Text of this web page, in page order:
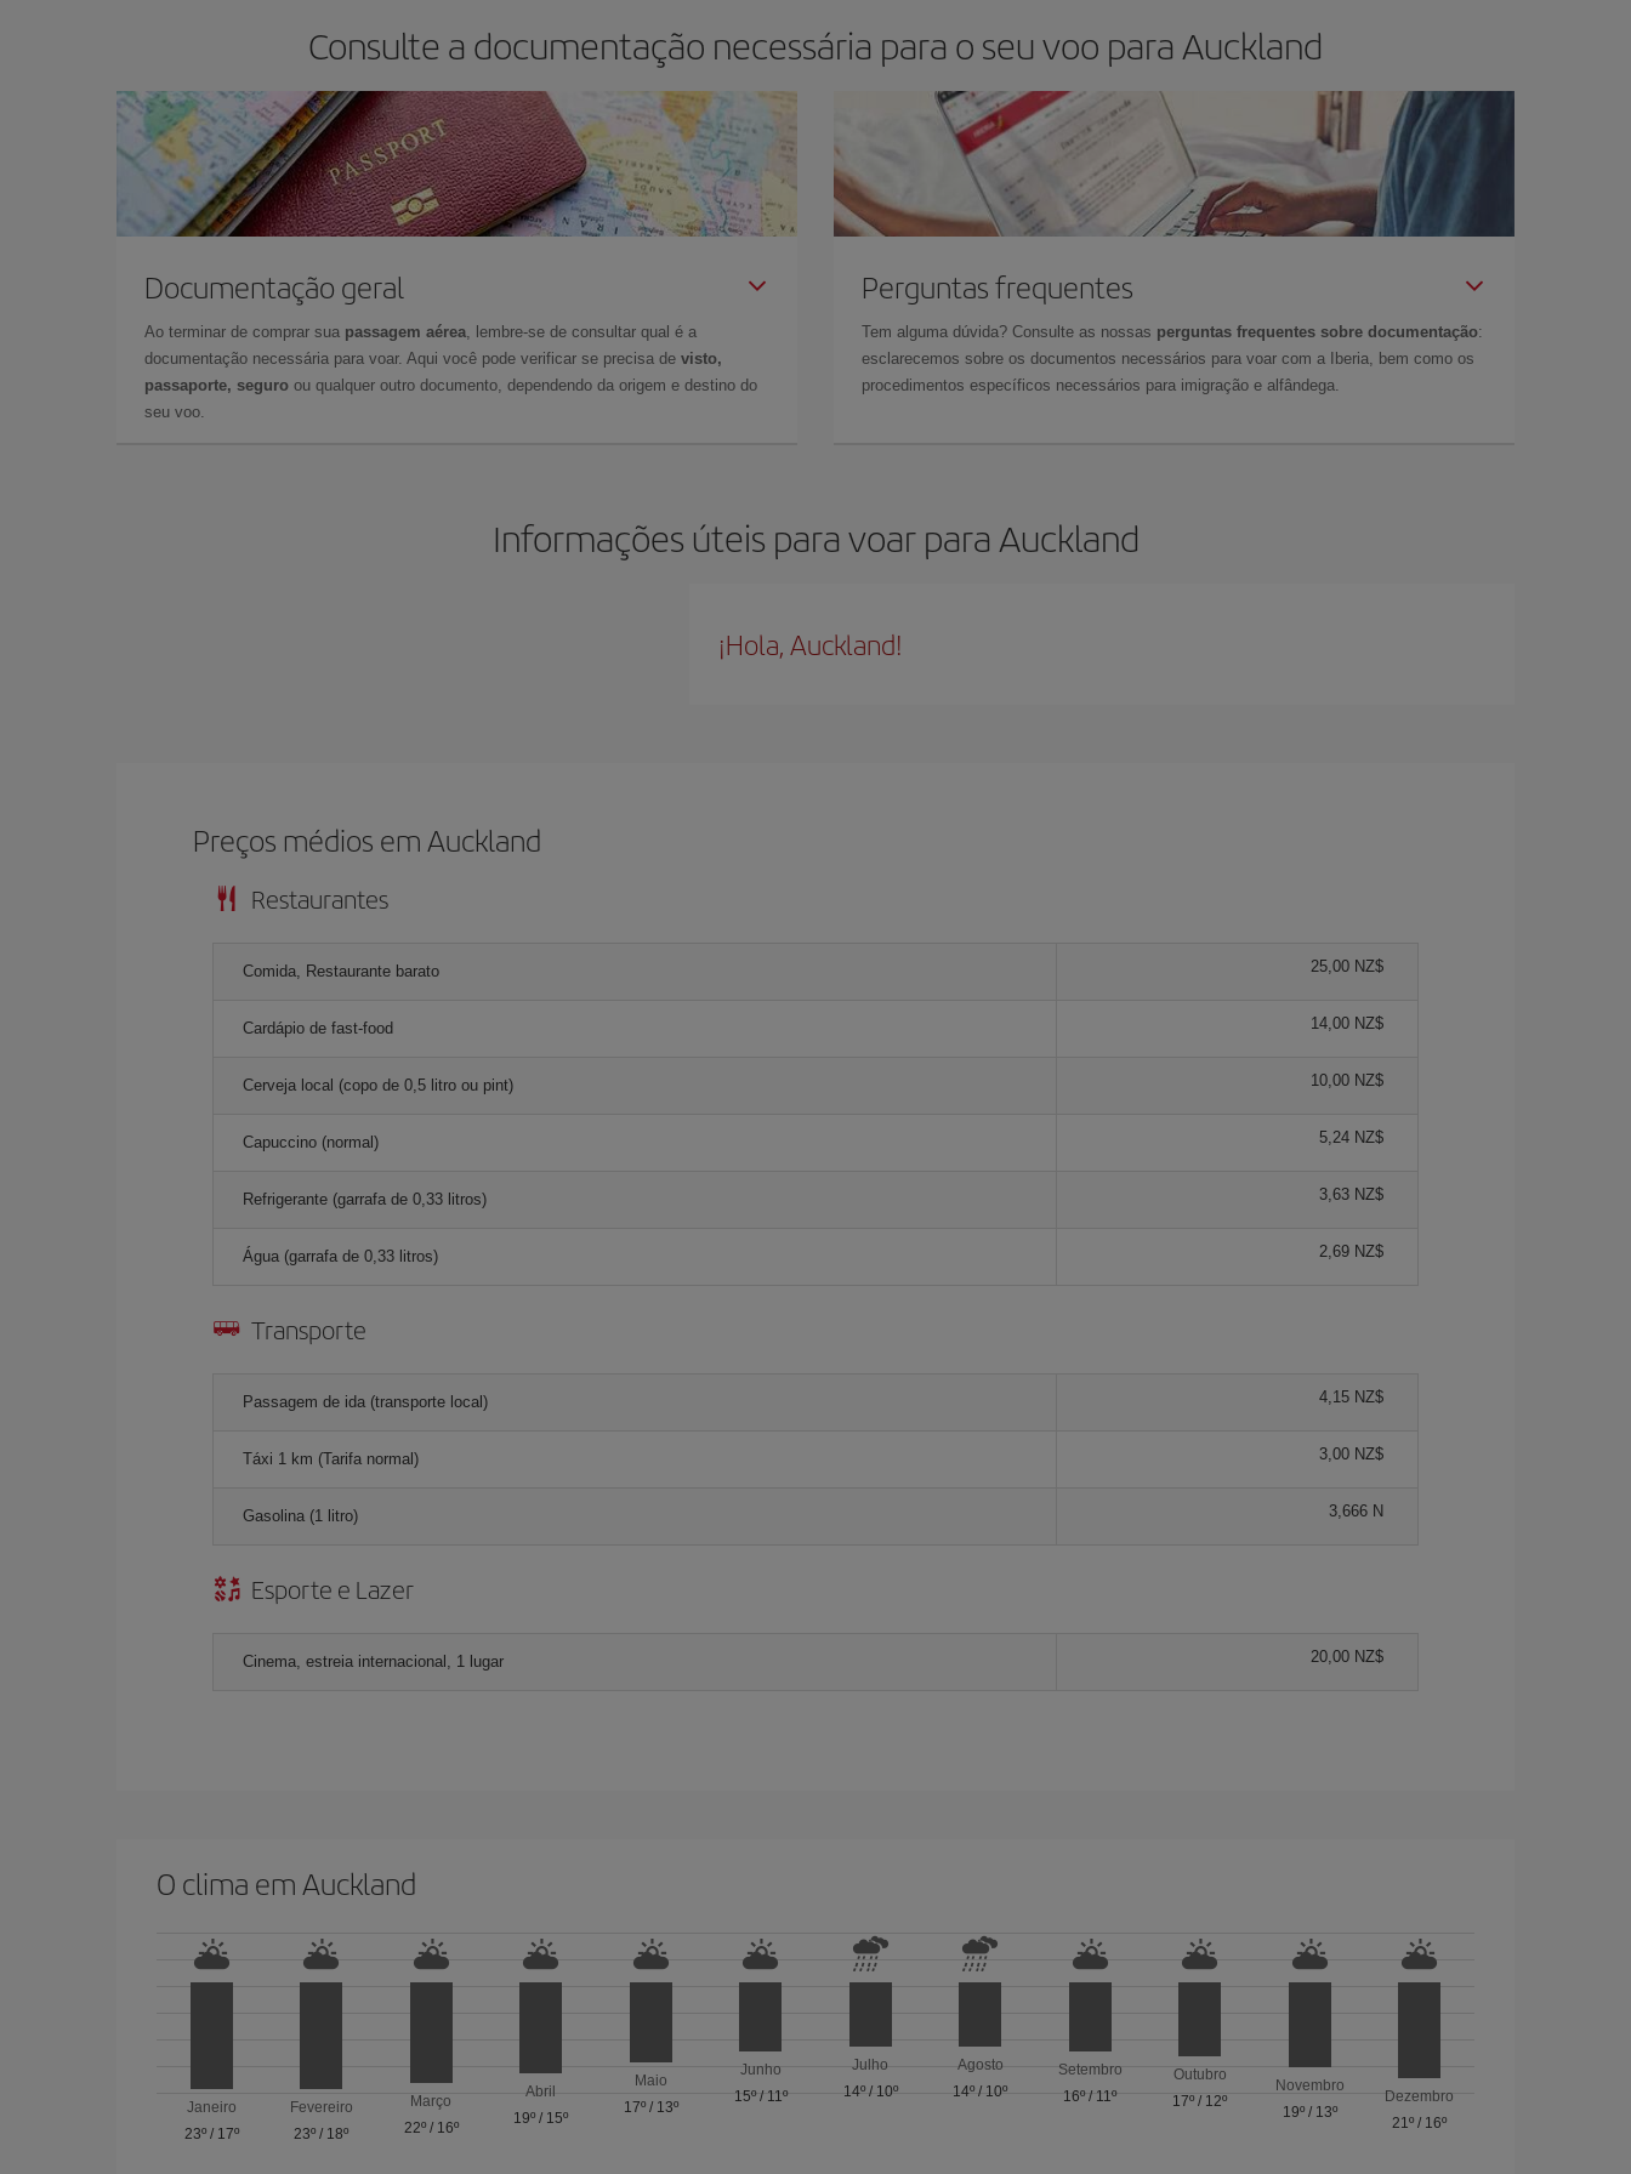
Consulte a documentação necessária para o seu voo para Auckland
Documentação geral
Ao terminar de comprar sua passagem aérea , lembre-se de consultar qual é a
documentação necessária para voar. Aqui você pode verificar se precisa de visto,
passaporte, seguro ou qualquer outro documento, dependendo da origem e destino do
seu voo.
Perguntas frequentes
Tem alguma dúvida? Consulte as nossas perguntas frequentes sobre documentação:
esclarecemos sobre os documentos necessários para voar com a Iberia, bem como os
procedimentos específicos necessários para imigração e alfândega.
Informações úteis para voar para Auckland
¡Hola, Auckland!
Preços médios em Auckland
Restaurantes
Comida, Restaurante barato 25,00 NZ$
Cardápio de fast-food 14,00 NZ$
Cerveja local (copo de 0,5 litro ou pint) 10,00 NZ$
Capuccino (normal) 5,24 NZ$
Refrigerante (garrafa de 0,33 litros) 3,63 NZ$
Água (garrafa de 0,33 litros) 2,69 NZ$
Transporte
Passagem de ida (transporte local) 4,15 NZ$
Táxi 1 km (Tarifa normal) 3,00 NZ$
Gasolina (1 litro) 3,666 N
Esporte e Lazer
Cinema, estreia internacional, 1 lugar 20,00 NZ$
O clima em Auckland
Janeiro
23º/ 17º
Fevereiro
23º / 18º
Março
22º/ 16º
Abril
19º / 15º
Maio
17º/ 13º
Junho
15º/ 11º
Julho
14º/ 10º
Agosto
14º / 10º
Setembro
16º/ 11º
Outubro
17º / 12º
Novembro
19º/ 13º
Dezembro
21º / 16º